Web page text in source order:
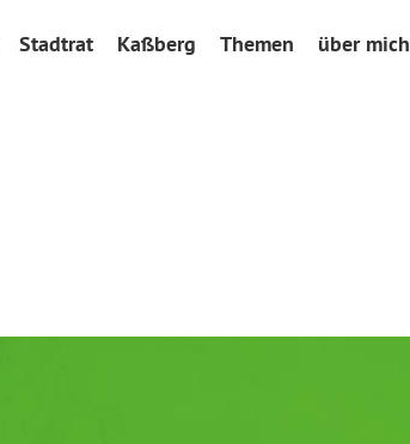
Stadtrat Kaßberg Themen über mich